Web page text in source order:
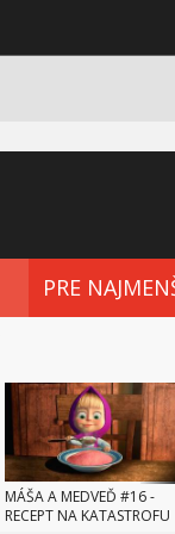
PRE
MÁŠA A MEDVEĎ #16 -
RECEPT NA KATASTROFU